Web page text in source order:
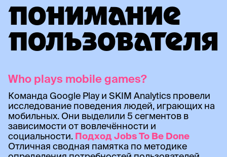
ПОНИМАНИЕ
ПОЛЬЗОВАТЕЛЯ
Who plays mobile games?
Команда Google Play и SKIM Analytics провели
исследование поведения людей, играющих на
мобильных. Они выделили 5 сегментов в
зависимости от вовлечённости и
социальности. Подход Jobs To Be Done
Отличная сводная памятка по методике